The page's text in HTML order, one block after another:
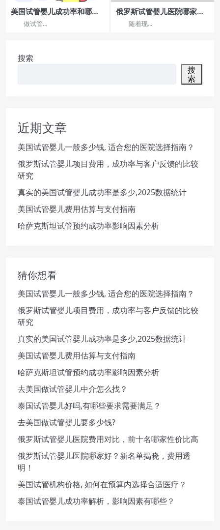
美国试管婴儿成功率和哪些
因素有关?
做试管...
俄罗斯试管婴儿医院哪家
好？排名与费用性价比
随着现...
搜索
搜
索
近期文章
美国试管婴儿一般多少钱, 适合您的医院选择指南？
俄罗斯试管婴儿项目费用，成功率与客户反馈的比较
研究
真实的美国试管婴儿成功率是多少,2025数据统计
美国试管婴儿费用估算与支付指南
哈萨克斯坦试管预约成功率影响因素分析
猜你想看
美国试管婴儿一般多少钱, 适合您的医院选择指南？
俄罗斯试管婴儿项目费用，成功率与客户反馈的比较
研究
真实的美国试管婴儿成功率是多少,2025数据统计
美国试管婴儿费用估算与支付指南
哈萨克斯坦试管预约成功率影响因素分析
去美国做试管婴儿中介怎么找？
泰国试管婴儿好吗,有哪些要求需要满足？
去美国做试管婴儿要多少钱?
俄罗斯试管婴儿医院费用对比，前十名哪家性价比高
俄罗斯试管婴儿医院哪家好？新名单揭晓，费用透
明！
美国试管机构价格, 如何在预算内选择合适医疗？
泰国试管婴儿成功率解析，影响因素有哪些？